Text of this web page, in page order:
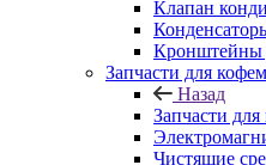
Клапан
Кронштейны
Запчасти для
Назад
Запчасти
Чистящие